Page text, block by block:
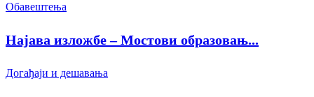
Обавештења
Најава изложбе – Мостови образовањ...
Догађаји и дешавања